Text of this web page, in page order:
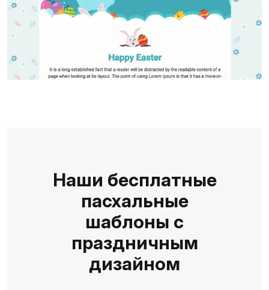
Наши бесплатные
пасхальные
шаблоны с
праздничным
дизайном